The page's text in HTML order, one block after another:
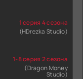
1 серия 4 сезона
(HDrezka Studio)
1-8 серия 2 сезона
(Dragon Money
Studio)